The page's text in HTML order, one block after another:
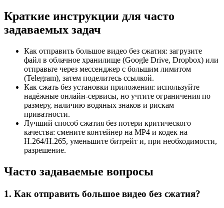
Краткие инструкции для часто
задаваемых задач
Как отправить большое видео без сжатия: загрузите
файл в облачное хранилище (Google Drive, Dropbox) или
отправьте через мессенджер с большим лимитом
(Telegram), затем поделитесь ссылкой.
Как сжать без установки приложения: используйте
надёжные онлайн-сервисы, но учтите ограничения по
размеру, наличию водяных знаков и рискам
приватности.
Лучший способ сжатия без потери критического
качества: смените контейнер на MP4 и кодек на
H.264/H.265, уменьшите битрейт и, при необходимости,
разрешение.
Часто задаваемые вопросы
1. Как отправить большое видео без сжатия?